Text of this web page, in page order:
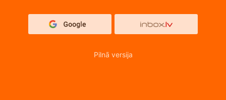
Pilnā versija